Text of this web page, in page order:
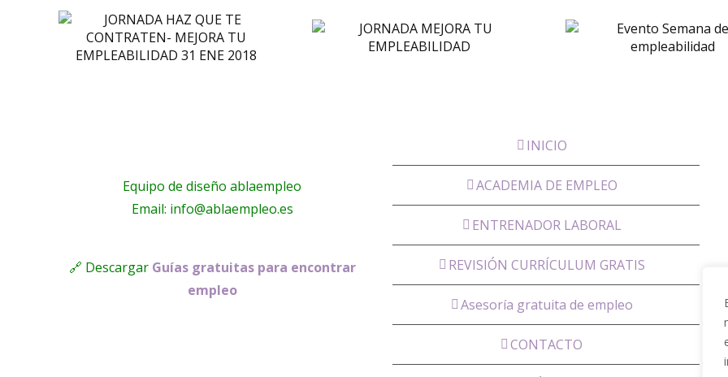
JORNADA
MEJORA TU
Evento Semana
de la
Impulsa
Equipo de diseño ablaempleo
Email: info@ablaempleo.es
🔗 Descargar Guías gratuitas para encontrar
empleo
INICIO
ACADEMIA DE EMPLEO
ENTRENADOR LABORAL
REVISIÓN CURRÍCULUM GRATIS
Asesoría gratuita de empleo
CONTACTO